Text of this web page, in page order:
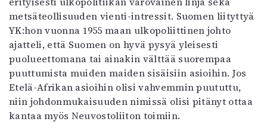
metsäteollisuuden vienti-intressit. Suomen liityttyä
YK:hon vuonna 1955 maan ulkopoliittinen johto
ajatteli, että Suomen on hyvä pysyä yleisesti
puolueettomana tai ainakin välttää suorempaa
puuttumista muiden maiden sisäisiin asioihin. Jos
Etelä-Afrikan asioihin olisi vahvemmin puututtu,
niin johdonmukaisuuden nimissä olisi pitänyt ottaa
kantaa myös Neuvostoliiton toimiin.